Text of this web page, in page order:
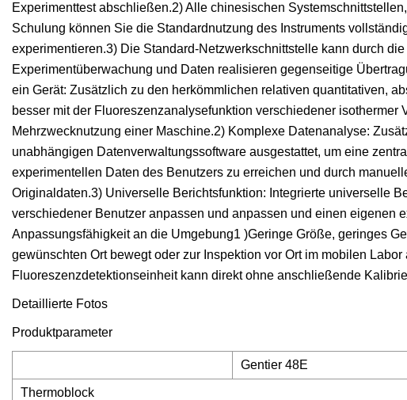
Experimenttest abschließen.2) Alle chinesischen
Schulung können Sie die Standardnutzung des Instruments
experimentieren.3) Die Standard-Netzwerkschnittstelle kann durch
Experimentüberwachung und Daten realisieren gegenseitige
ein Gerät: Zusätzlich zu den herkömmlichen relativen quantitativen,
besser mit der Fluoreszenzanalysefunktion verschiedener
Mehrzwecknutzung einer Maschine.2) Komplexe Datenanalyse:
unabhängigen Datenverwaltungssoftware ausgestattet, um eine
experimentellen Daten des Benutzers zu erreichen und durch
Originaldaten.3) Universelle Berichtsfunktion: Integrierte universelle
verschiedener Benutzer anpassen und anpassen und einen eigenen
Anpassungsfähigkeit an die Umgebung1 )Geringe Größe, geringes
gewünschten Ort bewegt oder zur Inspektion vor Ort im mobilen
Fluoreszenzdetektionseinheit kann direkt ohne anschließende
Detaillierte Fotos
Produktparameter
Gentier 48E
Thermoblock